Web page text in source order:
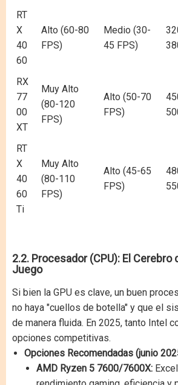
RT
X
40
60
Alto (60-80
FPS)
Medio (30-
45 FPS)
RX
77
00
XT
Muy Alto
(80-120
FPS)
Alto (50-70
FPS)
RT
X
40
60
Ti
Muy Alto
(80-110
FPS)
Alto (45-65
FPS)
2.2. Procesador (CPU): El Cerebro
Juego
Si bien la GPU es clave, un buen
no haya "cuellos de botella" y que el
de manera fluida. En 2025, tanto Intel
opciones competitivas.
Opciones Recomendadas (junio
AMD Ryzen 5 7600/7600X: